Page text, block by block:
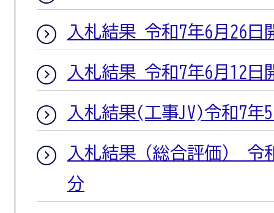
入札結果 令和7年6月26日
入札結果 令和7年6月12日
入札結果(工事JV)令和7年
入札結果（総合評価） 令
分